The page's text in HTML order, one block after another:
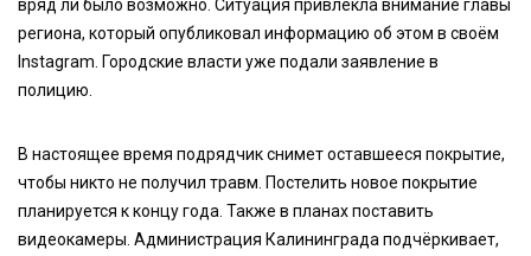
вряд ли было возможно. Ситуация привлекла внимание главы
региона, который опубликовал информацию об этом в своём
Instagram. Городские власти уже подали заявление в
полицию.
В настоящее время подрядчик снимет оставшееся покрытие,
чтобы никто не получил травм. Постелить новое покрытие
планируется к концу года. Также в планах поставить
видеокамеры. Администрация Калининграда подчёркивает,